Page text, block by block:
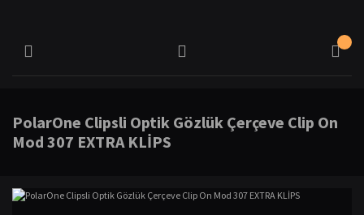
PolarOne Clipsli Optik Gözlük Çerçeve Clip On
Mod 307 EXTRA KLİPS